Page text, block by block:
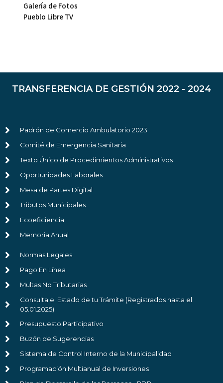
Galería de Fotos
Pueblo Libre TV
TRANSFERENCIA DE GESTIÓN 2022 - 2024
Padrón de Comercio Ambulatorio 2023
Comité de Emergencia Sanitaria
Texto Único de Procedimientos Administrativos
Oportunidades Laborales
Mesa de Partes Digital
Tributos Municipales
Ecoeficiencia
Memoria Anual
Normas Legales
Pago En Línea
Multas No Tributarias
Consulta el Estado de tu Trámite (Registrados hasta el
05.01.2025)
Presupuesto Participativo
Buzón de Sugerencias
Sistema de Control Interno de la Municipalidad
Programación Multianual de Inversiones